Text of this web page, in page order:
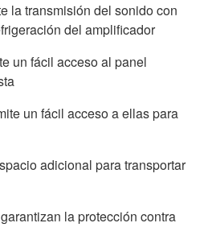
la transmisión del sonido con
del amplificador
un fácil acceso al panel
un fácil acceso a ellas para
adicional para transportar
la protección contra